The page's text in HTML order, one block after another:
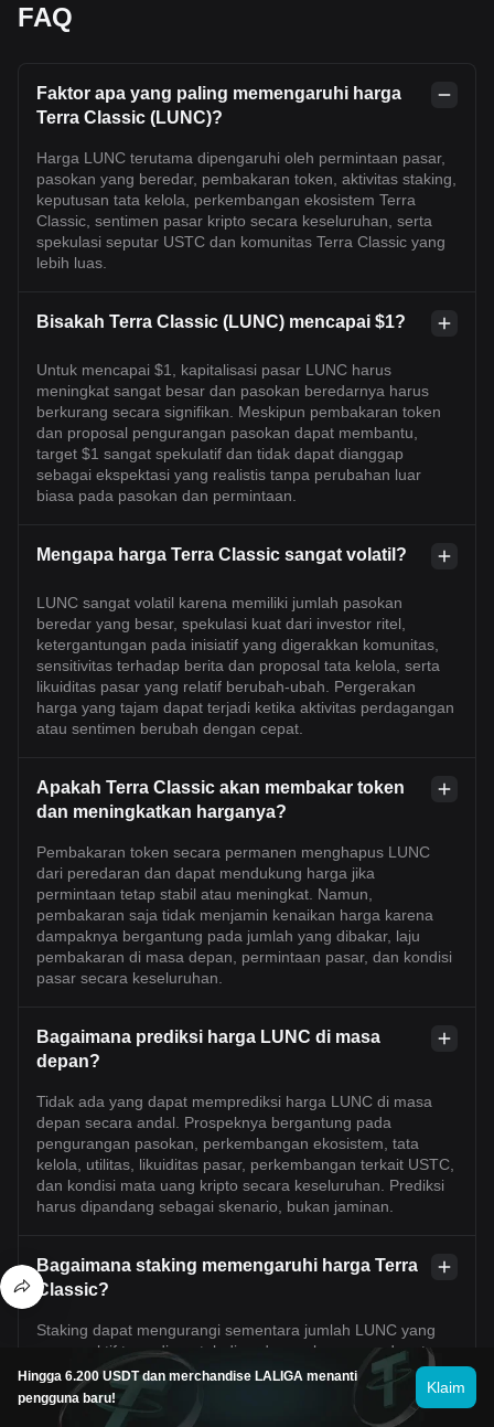
FAQ
Faktor apa yang paling memengaruhi harga
Terra Classic (LUNC)?
Harga LUNC terutama dipengaruhi oleh permintaan pasar,
pasokan yang beredar, pembakaran token, aktivitas staking,
keputusan tata kelola, perkembangan ekosistem Terra
Classic, sentimen pasar kripto secara keseluruhan, serta
spekulasi seputar USTC dan komunitas Terra Classic yang
lebih luas.
Bisakah Terra Classic (LUNC) mencapai $1?
Untuk mencapai $1, kapitalisasi pasar LUNC harus
meningkat sangat besar dan pasokan beredarnya harus
berkurang secara signifikan. Meskipun pembakaran token
dan proposal pengurangan pasokan dapat membantu,
target $1 sangat spekulatif dan tidak dapat dianggap
sebagai ekspektasi yang realistis tanpa perubahan luar
biasa pada pasokan dan permintaan.
Mengapa harga Terra Classic sangat volatil?
LUNC sangat volatil karena memiliki jumlah pasokan
beredar yang besar, spekulasi kuat dari investor ritel,
ketergantungan pada inisiatif yang digerakkan komunitas,
sensitivitas terhadap berita dan proposal tata kelola, serta
likuiditas pasar yang relatif berubah-ubah. Pergerakan
harga yang tajam dapat terjadi ketika aktivitas perdagangan
atau sentimen berubah dengan cepat.
Apakah Terra Classic akan membakar token
dan meningkatkan harganya?
Pembakaran token secara permanen menghapus LUNC
dari peredaran dan dapat mendukung harga jika
permintaan tetap stabil atau meningkat. Namun,
pembakaran saja tidak menjamin kenaikan harga karena
dampaknya bergantung pada jumlah yang dibakar, laju
pembakaran di masa depan, permintaan pasar, dan kondisi
pasar secara keseluruhan.
Bagaimana prediksi harga LUNC di masa
depan?
Tidak ada yang dapat memprediksi harga LUNC di masa
depan secara andal. Prospeknya bergantung pada
pengurangan pasokan, perkembangan ekosistem, tata
kelola, utilitas, likuiditas pasar, perkembangan terkait USTC,
dan kondisi mata uang kripto secara keseluruhan. Prediksi
harus dipandang sebagai skenario, bukan jaminan.
Bagaimana staking memengaruhi harga Terra
Classic?
Staking dapat mengurangi sementara jumlah LUNC yang
secara aktif tersedia untuk diperdagangkan, yang dapat
mendukung harga jika permintaan tetap stabil. Staking juga
dapat memperkuat partisipasi jaringan dan tata kelola.
Namun, imbalan staking dapat meningkatkan pasokan
Hingga 6.200 USDT dan merchandise LALIGA menanti
pengguna baru!
Klaim